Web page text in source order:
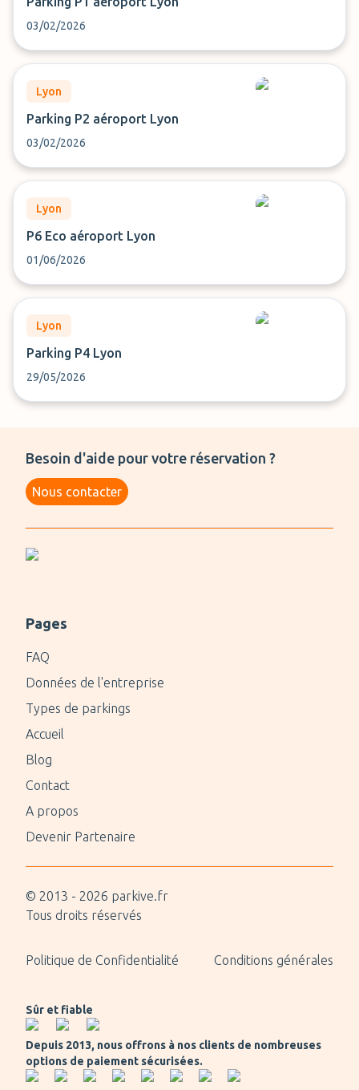
03/02/2026
Lyon
Parking P2 aéroport Lyon
03/02/2026
Lyon
P6 Eco aéroport Lyon
01/06/2026
Lyon
Parking P4 Lyon
29/05/2026
Besoin d'aide pour votre réservation ?
Nous contacter
Pages
FAQ
Données de l'entreprise
Types de parkings
Accueil
Blog
Contact
A propos
Devenir Partenaire
© 2013 - 2026 parkive.fr
Tous droits réservés
Politique de Confidentialité Conditions générales
Sûr et fiable
Depuis 2013, nous offrons à nos clients de nombreuses
options de paiement sécurisées.